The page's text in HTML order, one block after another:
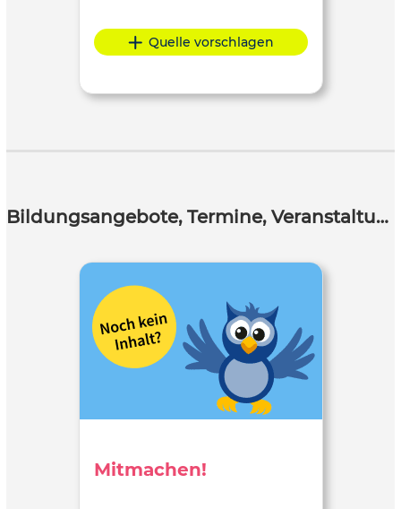
Quelle vorschlagen
Bildungsangebote, Termine, Veranstaltungen
Mitmachen!